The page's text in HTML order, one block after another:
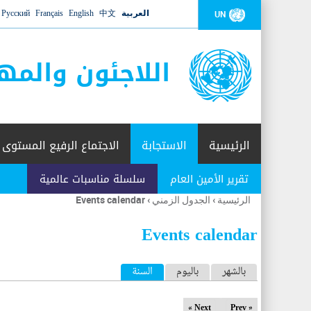
UN العربية 中文
English
Français
Русский
اللاجئون
الرئيسية الاستجابة
تقرير الأمين العام سلسلة مناسبات عالمية
الاجتماع الرفيع المستوى
أنت
هنا
الرئيسية › الجدول الزمني ›
Events calendar
Events calendar
ا
ل
بالشهر باليوم السنة (علامة التبويب النشطة)